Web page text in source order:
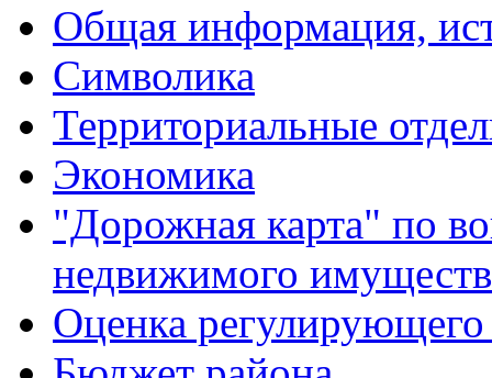
Общая информация,
Символика
Территориальные
Экономика
"Дорожная карта" по
недвижимого
Оценка регулирующего